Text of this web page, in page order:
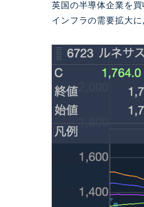
英国の半導体企業を
インフラの需要拡大